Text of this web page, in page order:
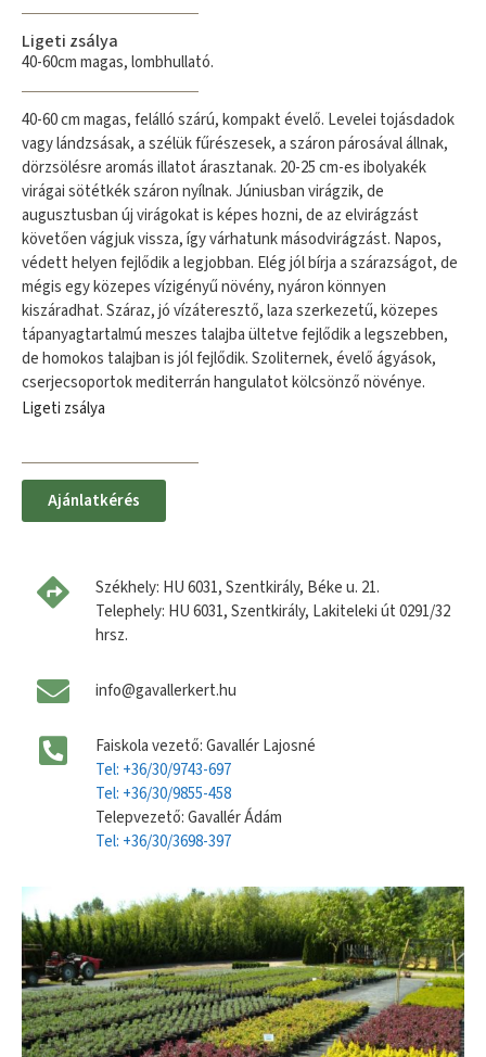
Ligeti zsálya
40-60cm magas, lombhullató.
40-60 cm magas, felálló szárú, kompakt évelő. Levelei tojásdadok
vagy lándzsásak, a szélük fűrészesek, a száron párosával állnak,
dörzsölésre aromás illatot árasztanak. 20-25 cm-es ibolyakék
virágai sötétkék száron nyílnak. Júniusban virágzik, de
augusztusban új virágokat is képes hozni, de az elvirágzást
követően vágjuk vissza, így várhatunk másodvirágzást. Napos,
védett helyen fejlődik a legjobban. Elég jól bírja a szárazságot, de
mégis egy közepes vízigényű növény, nyáron könnyen
kiszáradhat. Száraz, jó vízáteresztő, laza szerkezetű, közepes
tápanyagtartalmú meszes talajba ültetve fejlődik a legszebben,
de homokos talajban is jól fejlődik. Szoliternek, évelő ágyások,
cserjecsoportok mediterrán hangulatot kölcsönző növénye.
Ligeti zsálya
Ajánlatkérés
Székhely: HU 6031, Szentkirály, Béke u. 21.
Telephely: HU 6031, Szentkirály, Lakiteleki út 0291/32
hrsz.
info@gavallerkert.hu
Faiskola vezető: Gavallér Lajosné
Tel: +36/30/9743-697
Tel: +36/30/9855-458
Telepvezető: Gavallér Ádám
Tel: +36/30/3698-397